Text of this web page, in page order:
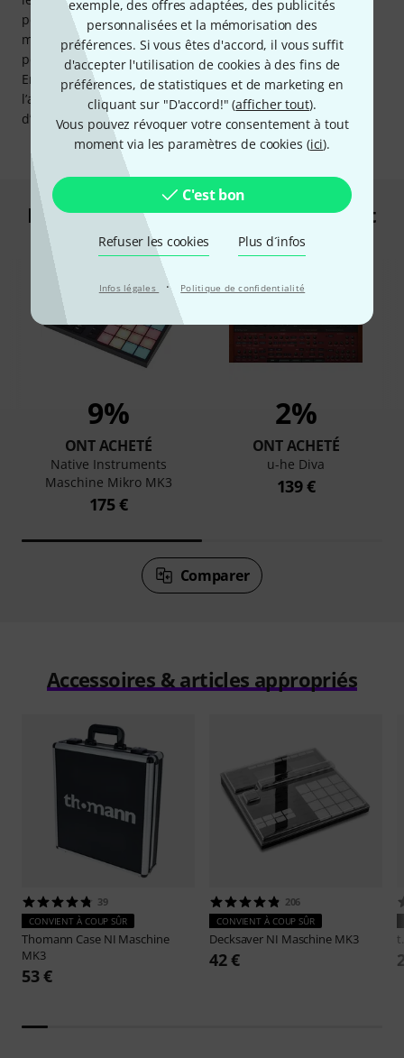
exemple, des offres adaptées, des publicités
personnalisées et la mémorisation des
préférences. Si vous êtes d'accord, il vous suffit
d'accepter l'utilisation de cookies à des fins de
préférences, de statistiques et de marketing en
cliquant sur "D'accord!" (afficher tout).
Vous pouvez révoquer votre consentement à tout
moment via les paramètres de cookies (ici).
C'est bon
Refuser les cookies Plus d´infos
Infos légales · Politique de confidentialité
performance, l’utilisation du limiteur intégré sur la piste
master est recommandée. L’interface audio enregistre les
performances jusqu’à une résolution de 96kHz et 24 bits.
Enfin, un double pédalier optionnel peut être connecté à
l’arrière pour commander les fonctions de lecture et
d’enregistrement de la section transport.
Les clients qui ont regardé ce produit
ont acheté ceci
9%
ONT ACHETÉ
Native Instruments
Maschine Mikro MK3
175 €
2%
ONT ACHETÉ
u-he Diva
139 €
Comparer
Accessoires & articles appropriés
39
CONVIENT À COUP SÛR
Thomann Case NI Maschine
MK3
53 €
206
CONVIENT À COUP SÛR
Decksaver NI Maschine MK3
42 €